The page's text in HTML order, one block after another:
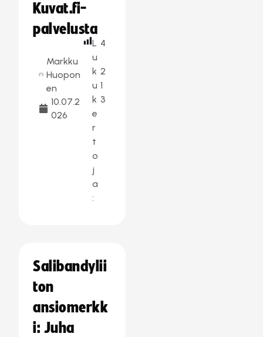
Kuvat.fi-
palvelusta
Markku
Huopon
en
10.07.2
026
L
u
k
u
k
e
r
t
o
j
a
:
4
2
1
3
Salibandylii
ton
ansiomerkk
i: Juha